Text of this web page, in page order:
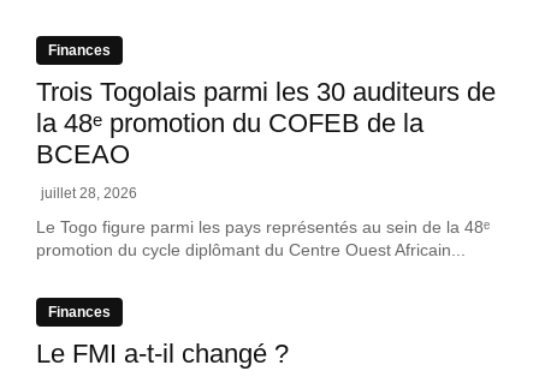
Finances
Trois Togolais parmi les 30 auditeurs de
la 48ᵉ promotion du COFEB de la
BCEAO
juillet 28, 2026
Le Togo figure parmi les pays représentés au sein de la 48ᵉ
promotion du cycle diplômant du Centre Ouest Africain...
Finances
Le FMI a-t-il changé ?